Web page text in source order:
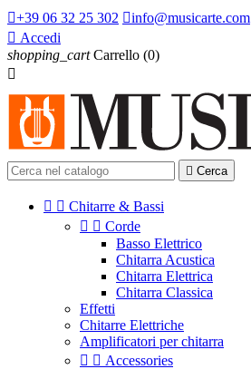
+39 06 32 25 302 info@musicarte.com
 Accedi
shopping_cart Carrello (0)

 Cerca
  Chitarre & Bassi
  Corde
Basso Elettrico
Chitarra Acustica
Chitarra Elettrica
Chitarra Classica
Effetti
Chitarre Elettriche
Amplificatori per chitarra
  Accessories